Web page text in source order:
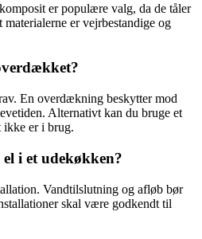
er populære valg, da de tåler
er vejrbestandige og
En overdækning beskytter mod
Alternativt kan du bruge et
er i brug.
i et udekøkken?
Vandtilslutning og afløb bør
skal være godkendt til